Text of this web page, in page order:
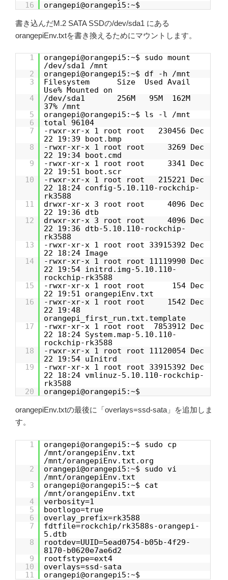
16
orangepi@orangepi5:~$
書き込んだM.2 SATA SSDの/dev/sda1 にある
orangepiEnv.txtを書き換えるためにマウントします。
1
orangepi@orangepi5:~$ sudo mount
/dev/sda1 /mnt
2
orangepi@orangepi5:~$ df -h /mnt
3
Filesystem Size Used Avail
Use% Mounted on
4
/dev/sda1 256M 95M 162M
37% /mnt
5
orangepi@orangepi5:~$ ls -l /mnt
6
total 96104
7
-rwxr-xr-x 1 root root 230456 Dec
22 19:39 boot.bmp
8
-rwxr-xr-x 1 root root 3269 Dec
22 19:34 boot.cmd
9
-rwxr-xr-x 1 root root 3341 Dec
22 19:51 boot.scr
10
-rwxr-xr-x 1 root root 215221 Dec
22 18:24 config-5.10.110-rockchip-
rk3588
11
drwxr-xr-x 3 root root 4096 Dec
22 19:36 dtb
12
drwxr-xr-x 3 root root 4096 Dec
22 19:36 dtb-5.10.110-rockchip-
rk3588
13
-rwxr-xr-x 1 root root 33915392 Dec
22 18:24 Image
14
-rwxr-xr-x 1 root root 11119990 Dec
22 19:54 initrd.img-5.10.110-
rockchip-rk3588
15
-rwxr-xr-x 1 root root 154 Dec
22 19:51 orangepiEnv.txt
16
-rwxr-xr-x 1 root root 1542 Dec
22 19:48
orangepi_first_run.txt.template
17
-rwxr-xr-x 1 root root 7853912 Dec
22 18:24 System.map-5.10.110-
rockchip-rk3588
18
-rwxr-xr-x 1 root root 11120054 Dec
22 19:54 uInitrd
19
-rwxr-xr-x 1 root root 33915392 Dec
22 18:24 vmlinuz-5.10.110-rockchip-
rk3588
20
orangepi@orangepi5:~$
orangepiEnv.txtの最後に「overlays=ssd-sata」を追加しま
す。
1
orangepi@orangepi5:~$ sudo cp
/mnt/orangepiEnv.txt
/mnt/orangepiEnv.txt.org
2
orangepi@orangepi5:~$ sudo vi
/mnt/orangepiEnv.txt
3
orangepi@orangepi5:~$ cat
/mnt/orangepiEnv.txt
4
verbosity=1
5
bootlogo=true
6
overlay_prefix=rk3588
7
fdtfile=rockchip/rk3588s-orangepi-
5.dtb
8
rootdev=UUID=5ead0754-b05b-4f29-
8170-b0620e7ae6d2
9
rootfstype=ext4
10
overlays=ssd-sata
11
orangepi@orangepi5:~$